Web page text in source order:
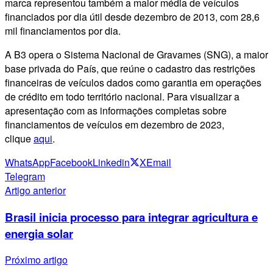
financiados por dia útil desde dezembro de 2013, com 28,6
mil financiamentos por dia.
A B3 opera o Sistema Nacional de Gravames (SNG), a maior
base privada do País, que reúne o cadastro das restrições
financeiras de veículos dados como garantia em operações
de crédito em todo território nacional. Para visualizar a
apresentação com as informações completas sobre
financiamentos de veículos em dezembro de 2023,
cliqueaqui.
WhatsAppFacebookLinkedin XEmail
Telegram
Artigo anterior
Brasil inicia processo para integrar agricultura e
energia solar
Próximo artigo